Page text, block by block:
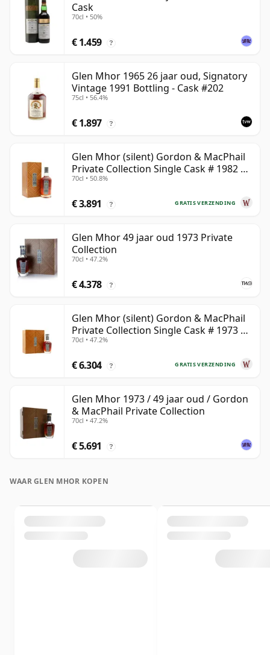
Cask
70cl • 50%
€ 1.459 ?
Glen Mhor 1965 26 jaar oud, Signatory
Vintage 1991 Bottling - Cask #202
75cl • 56.4%
€ 1.897 ?
Glen Mhor (silent) Gordon & MacPhail
Private Collection Single Cask # 1982 40
jaar oud
70cl • 50.8%
GRATIS VERZENDING
€ 3.891 ?
Glen Mhor 49 jaar oud 1973 Private
Collection
70cl • 47.2%
€ 4.378 ?
Glen Mhor (silent) Gordon & MacPhail
Private Collection Single Cask # 1973 49
jaar oud
70cl • 47.2%
GRATIS VERZENDING
€ 6.304 ?
Glen Mhor 1973 / 49 jaar oud / Gordon
& MacPhail Private Collection
70cl • 47.2%
€ 5.691 ?
WAAR GLEN MHOR KOPEN